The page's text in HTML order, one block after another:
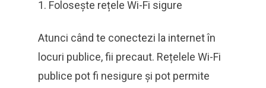
Folosește rețele Wi-Fi sigure
Atunci când te conectezi la internet în
locuri publice, fii precaut. Rețelele Wi-Fi
publice pot fi nesigure și pot permite